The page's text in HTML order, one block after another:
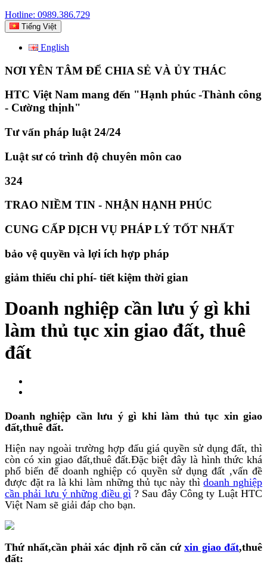
Hotline: 0989.386.729
Tiếng Việt
English
NƠI YÊN TÂM ĐỂ CHIA SẺ VÀ ỦY THÁC
HTC Việt Nam mang đến "Hạnh phúc -Thành công
- Cường thịnh"
Tư vấn pháp luật 24/24
Luật sư có trình độ chuyên môn cao
324
TRAO NIỀM TIN - NHẬN HẠNH PHÚC
CUNG CẤP DỊCH VỤ PHÁP LÝ TỐT NHẤT
bảo vệ quyền và lợi ích hợp pháp
giảm thiếu chi phí- tiết kiệm thời gian
​Doanh nghiệp cần lưu ý gì khi
làm thủ tục xin giao đất, thuê
đất
Doanh nghiệp cần lưu ý gì khi làm thủ tục xin giao
đất,thuê đất.
Hiện nay ngoài trường hợp đấu giá quyền sử dụng đất, thì
còn có xin giao đất,thuê đất.Đặc biệt đây là hình thức khá
phổ biến để doanh nghiệp có quyền sử dụng đất ,vấn đề
được đặt ra là khi làm những thủ tục này thìdoanh nghiệp
cần phải lưu ý những điều gì ? Sau đây Công ty Luật HTC
Việt Nam sẽ giải đáp cho bạn.
Thứ nhất,cần phải xác định rõ căn cứxin giao đất,thuê
đất: